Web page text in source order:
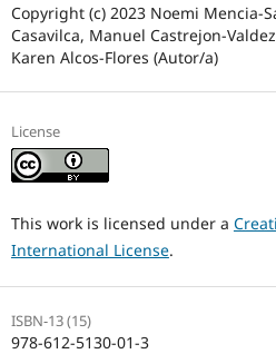
Copyright (c) 2023 Noemi Mencia-
Casavilca, Manuel Castrejon-
Karen Alcos-Flores (Autor/a)
License
This work is licensed under a
International License.
ISBN-13 (15)
978-612-5130-01-3